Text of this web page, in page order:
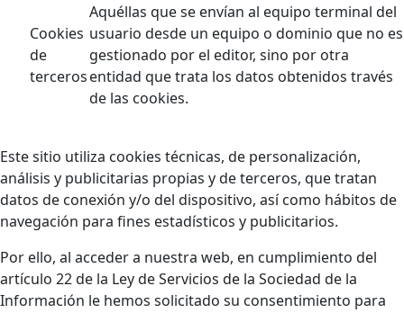
Cookies
de
terceros
Aquéllas que se envían al equipo terminal del
usuario desde un equipo o dominio que no es
gestionado por el editor, sino por otra
entidad que trata los datos obtenidos través
de las cookies.
Este sitio utiliza cookies técnicas, de personalización,
análisis y publicitarias propias y de terceros, que tratan
datos de conexión y/o del dispositivo, así como hábitos de
navegación para fines estadísticos y publicitarios.
Por ello, al acceder a nuestra web, en cumplimiento del
artículo 22 de la Ley de Servicios de la Sociedad de la
Información le hemos solicitado su consentimiento para